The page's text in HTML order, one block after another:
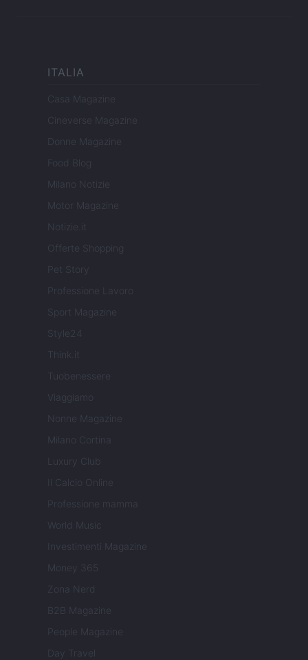
ITALIA
Casa Magazine
Cineverse Magazine
Donne Magazine
Food Blog
Milano Notizie
Motor Magazine
Notizie.it
Offerte Shopping
Pet Story
Professione Lavoro
Sport Magazine
Style24
Think.it
Tuobenessere
Viaggiamo
Nonne Magazine
Milano Cortina
Luxury Club
Il Calcio Online
Professione mamma
World Music
Investimenti Magazine
Money 365
Zona Nerd
B2B Magazine
People Magazine
Day Travel